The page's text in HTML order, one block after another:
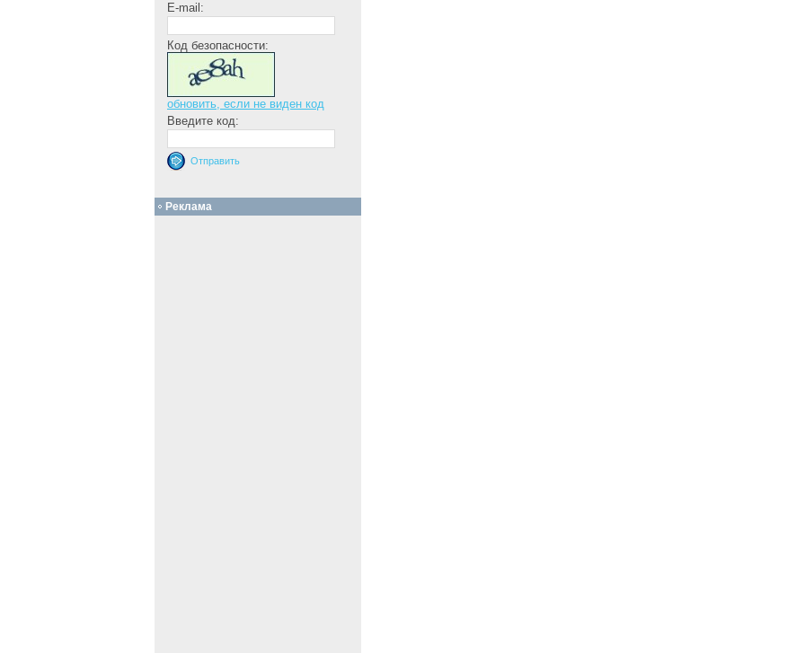
E-mail:
Код безопасности:
обновить, если не виден код
Введите код:
Реклама